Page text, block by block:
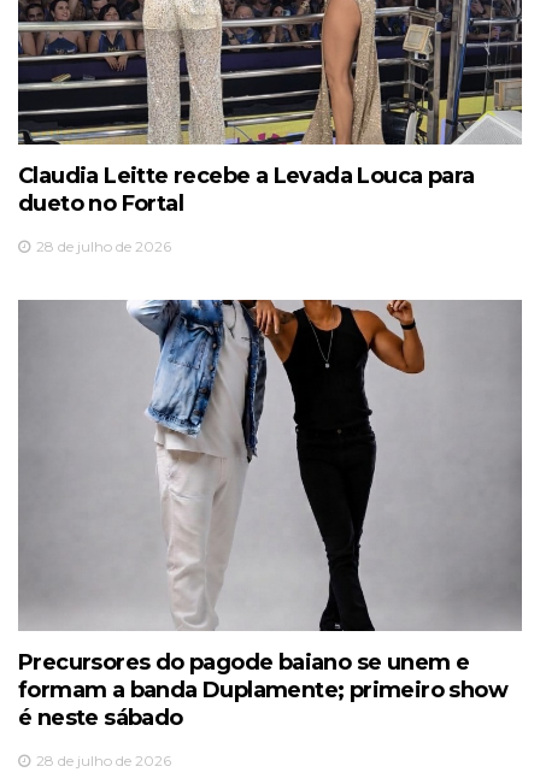
Claudia Leitte recebe a Levada Louca para
dueto no Fortal
28 de julho de 2026
Precursores do pagode baiano se unem e
formam a banda Duplamente; primeiro show
é neste sábado
28 de julho de 2026